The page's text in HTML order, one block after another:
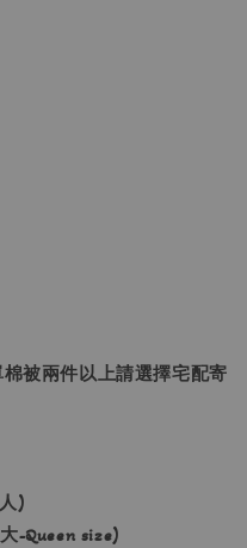
被兩件以上請選擇宅配寄
)
-Queen size)